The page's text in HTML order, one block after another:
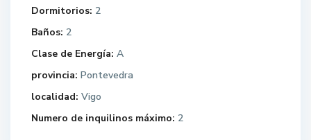
Dormitorios: 2
Baños: 2
Clase de Energía: A
provincia: Pontevedra
localidad: Vigo
Numero de inquilinos máximo: 2